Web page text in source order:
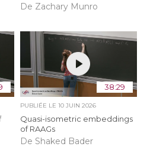
De Zachary Munro
38:29
PUBLIÉE LE 10 JUIN 2026
Quasi-isometric embeddings
of RAAGs
De Shaked Bader